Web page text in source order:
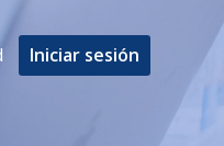
Iniciar sesión